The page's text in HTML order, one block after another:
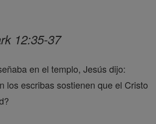
12:35-37
en el templo, Jesús dijo:
los escribas sostienen que el Cristo